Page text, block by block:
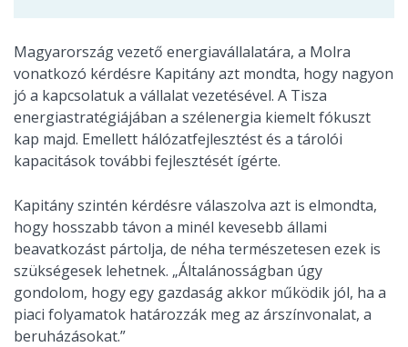
Magyarország vezető energiavállalatára, a Molra
vonatkozó kérdésre Kapitány azt mondta, hogy nagyon
jó a kapcsolatuk a vállalat vezetésével. A Tisza
energiastratégiájában a szélenergia kiemelt fókuszt
kap majd. Emellett hálózatfejlesztést és a tárolói
kapacitások további fejlesztését ígérte.
Kapitány szintén kérdésre válaszolva azt is elmondta,
hogy hosszabb távon a minél kevesebb állami
beavatkozást pártolja, de néha természetesen ezek is
szükségesek lehetnek. „Általánosságban úgy
gondolom, hogy egy gazdaság akkor működik jól, ha a
piaci folyamatok határozzák meg az árszínvonalat, a
beruházásokat.”